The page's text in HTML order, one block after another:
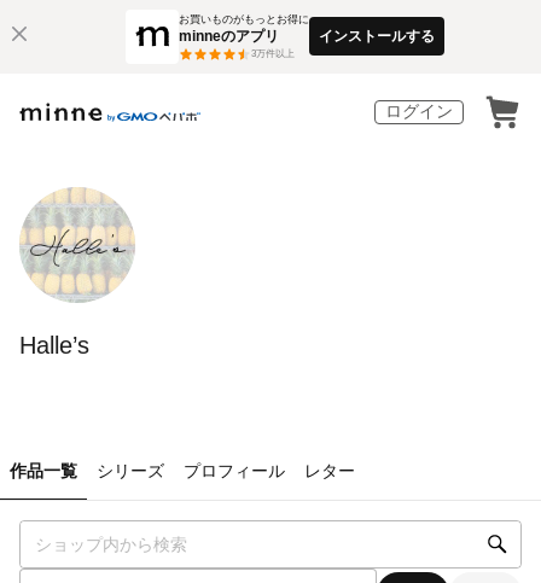
お買いものがもっとお得に
minneのアプリ
3万件以上
インストールする
ログイン
Halle’s
作品一覧 シリーズ プロフィール レター